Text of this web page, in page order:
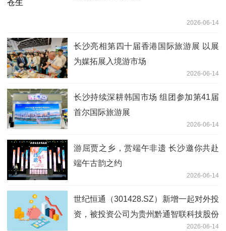
2026-06-14
长沙亮相第四十届香港国际旅游展 以展
为媒拓展入境游市场
2026-06-14
长沙持续深耕韩国市场 组团参加第41届
首尔国际旅游展
2026-06-14
游屈贾之乡，赏端午非遗 长沙邀你共赴
端午古韵之约
2026-06-14
世纪恒通（301428.SZ）新增一起对外投
资，被投资公司为贵州黔通智联科技股份
2026-06-14